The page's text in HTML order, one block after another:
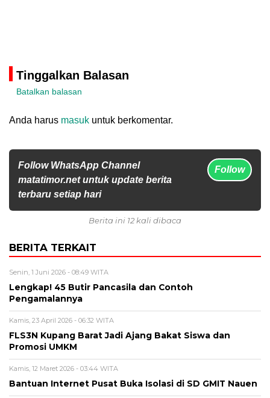
Tinggalkan Balasan
Batalkan balasan
Anda harus masuk untuk berkomentar.
Follow WhatsApp Channel
matatimor.net untuk update berita
terbaru setiap hari
Follow
Berita ini 12 kali dibaca
BERITA TERKAIT
Senin, 1 Juni 2026 - 08:49 WITA
Lengkap! 45 Butir Pancasila dan Contoh
Pengamalannya
Kamis, 23 April 2026 - 06:32 WITA
FLS3N Kupang Barat Jadi Ajang Bakat Siswa dan
Promosi UMKM
Kamis, 12 Maret 2026 - 03:44 WITA
Bantuan Internet Pusat Buka Isolasi di SD GMIT Nauen